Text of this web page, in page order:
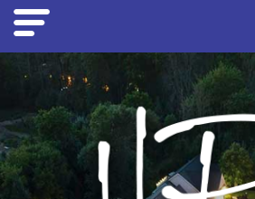
Panneau de gestion des cookies